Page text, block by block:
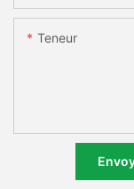
Teneur